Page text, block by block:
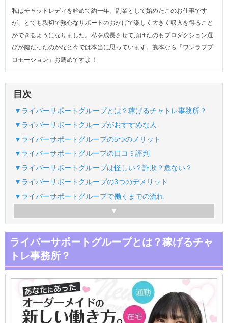
私はチャットレディを始めて約一年。副業として始めたこのお仕事です
が、とても親切で熱心なサポートのおかげで楽しく大きく収入を得ること
ができるようになりました。私を成長させて頂けたのもプロダクション選
びが鍵だったのかなと今では本当に思っています。熊本なら「ワンラブプ
ロモーション」お薦めですよ！
目次
▼ライバーサポートグループとは？稼げるチャトレ事務所？
▼ライバーサポートグループがおすすめな人
▼ライバーサポートグループの5つのメリット
▼ライバーサポートグループの口コミ評判
▼ライバーサポートグループは怪しい？詐欺？危ない？
▼ライバーサポートグループの3つのデメリット
▼ライバーサポートグループで働くまでの流れ
ライバーサポートグループとは？稼げるチャ
トレ事務所？